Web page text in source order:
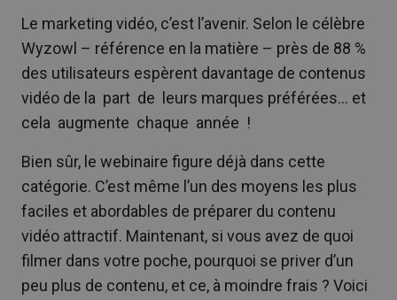
Le marketing vidéo, c’est l’avenir. Selon le célèbre
Wyzowl – référence en la matière – près de 88 %
des utilisateurs espèrent davantage de contenus
vidéo de la part de leurs marques préférées… et
cela augmente chaque année !
Bien sûr, le webinaire figure déjà dans cette
catégorie. C’est même l’un des moyens les plus
faciles et abordables de préparer du contenu
vidéo attractif. Maintenant, si vous avez de quoi
filmer dans votre poche, pourquoi se priver d’un
peu plus de contenu, et ce, à moindre frais ? Voici